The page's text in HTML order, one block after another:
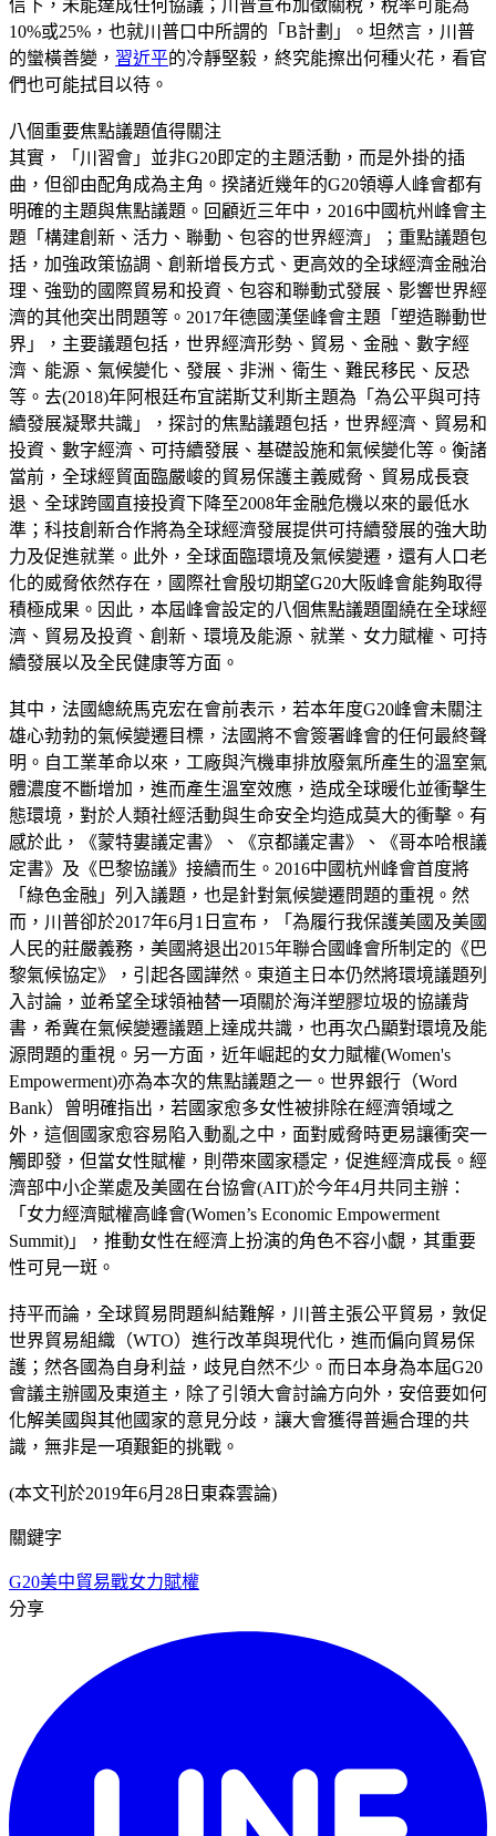
信下，未能達成任何協議；川普宣布加徵關稅，稅率可能為
10%或25%，也就川普口中所謂的「B計劃」。坦然言，川普
的蠻橫善變， 習近平的冷靜堅毅，終究能擦出何種火花，看官
們也可能拭目以待。
八個重要焦點議題值得關注
其實，「川習會」並非G20即定的主題活動，而是外掛的插
曲，但卻由配角成為主角。揆諸近幾年的G20領導人峰會都有
明確的主題與焦點議題。回顧近三年中，2016中國杭州峰會主
題「構建創新、活力、聯動、包容的世界經濟」；重點議題包
括，加強政策協調、創新增長方式、更高效的全球經濟金融治
理、強勁的國際貿易和投資、包容和聯動式發展、影響世界經
濟的其他突出問題等。2017年德國漢堡峰會主題「塑造聯動世
界」，主要議題包括，世界經濟形勢、貿易、金融、數字經
濟、能源、氣候變化、發展、非洲、衛生、難民移民、反恐
等。去(2018)年阿根廷布宜諾斯艾利斯主題為「為公平與可持
續發展凝聚共識」，探討的焦點議題包括，世界經濟、貿易和
投資、數字經濟、可持續發展、基礎設施和氣候變化等。衡諸
當前，全球經貿面臨嚴峻的貿易保護主義威脅、貿易成長衰
退、全球跨國直接投資下降至2008年金融危機以來的最低水
準；科技創新合作將為全球經濟發展提供可持續發展的強大助
力及促進就業。此外，全球面臨環境及氣候變遷，還有人口老
化的威脅依然存在，國際社會殷切期望G20大阪峰會能夠取得
積極成果。因此，本屆峰會設定的八個焦點議題圍繞在全球經
濟、貿易及投資、創新、環境及能源、就業、女力賦權、可持
續發展以及全民健康等方面。
其中，法國總統馬克宏在會前表示，若本年度G20峰會未關注
雄心勃勃的氣候變遷目標，法國將不會簽署峰會的任何最終聲
明。自工業革命以來，工廠與汽機車排放廢氣所產生的溫室氣
體濃度不斷增加，進而產生溫室效應，造成全球暖化並衝擊生
態環境，對於人類社經活動與生命安全均造成莫大的衝擊。有
感於此，《蒙特婁議定書》、《京都議定書》、《哥本哈根議
定書》及《巴黎協議》接續而生。2016中國杭州峰會首度將
「綠色金融」列入議題，也是針對氣候變遷問題的重視。然
而，川普卻於2017年6月1日宣布，「為履行我保護美國及美國
人民的莊嚴義務，美國將退出2015年聯合國峰會所制定的《巴
黎氣候協定》，引起各國譁然。東道主日本仍然將環境議題列
入討論，並希望全球領袖替一項關於海洋塑膠垃圾的協議背
書，希冀在氣候變遷議題上達成共識，也再次凸顯對環境及能
源問題的重視。另一方面，近年崛起的女力賦權(Women's
Empowerment)亦為本次的焦點議題之一。世界銀行（Word
Bank）曾明確指出，若國家愈多女性被排除在經濟領域之
外，這個國家愈容易陷入動亂之中，面對威脅時更易讓衝突一
觸即發，但當女性賦權，則帶來國家穩定，促進經濟成長。經
濟部中小企業處及美國在台協會(AIT)於今年4月共同主辦：
「女力經濟賦權高峰會(Women’s Economic Empowerment
Summit)」，推動女性在經濟上扮演的角色不容小覷，其重要
性可見一斑。
持平而論，全球貿易問題糾結難解，川普主張公平貿易，敦促
世界貿易組織（WTO）進行改革與現代化，進而偏向貿易保
護；然各國為自身利益，歧見自然不少。而日本身為本屆G20
會議主辦國及東道主，除了引領大會討論方向外，安倍要如何
化解美國與其他國家的意見分歧，讓大會獲得普遍合理的共
識，無非是一項艱鉅的挑戰。
(本文刊於2019年6月28日東森雲論)
關鍵字
G20美中貿易戰女力賦權
分享